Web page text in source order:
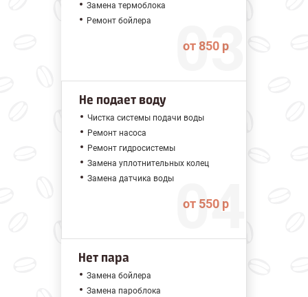
Замена термоблока
Ремонт бойлера
от 850 р
Не подает воду
Чистка системы подачи воды
Ремонт насоса
Ремонт гидросистемы
Замена уплотнительных колец
Замена датчика воды
от 550 р
Нет пара
Замена бойлера
Замена пароблока